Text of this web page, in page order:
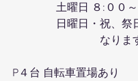
土曜日 ８:００～
日曜日・祝、祭日
なります
P４台 自転車置場あり